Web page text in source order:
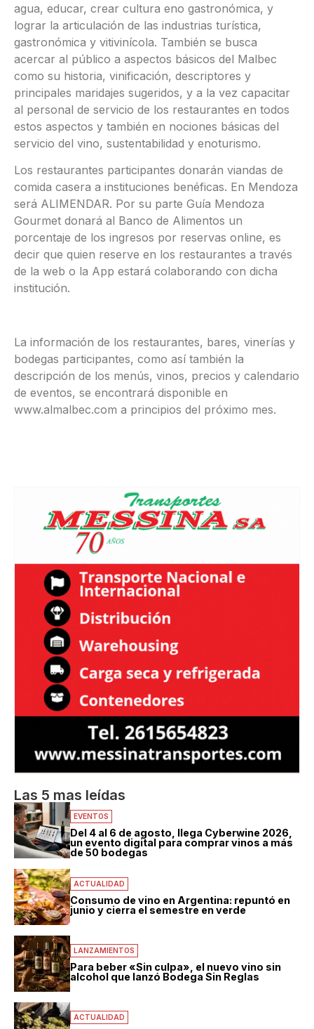
agua, educar, crear cultura eno gastronómica, y
lograr la articulación de las industrias turística,
gastronómica y vitivinícola. También se busca
acercar al público a aspectos básicos del Malbec
como su historia, vinificación, descriptores y
principales maridajes sugeridos, y a la vez capacitar
al personal de servicio de los restaurantes en todos
estos aspectos y también en nociones básicas del
servicio del vino, sustentabilidad y enoturismo.
Los restaurantes participantes donarán viandas de
comida casera a instituciones benéficas. En Mendoza
será ALIMENDAR. Por su parte Guía Mendoza
Gourmet donará al Banco de Alimentos un
porcentaje de los ingresos por reservas online, es
decir que quien reserve en los restaurantes a través
de la web o la App estará colaborando con dicha
institución.
La información de los restaurantes, bares, vinerías y
bodegas participantes, como así también la
descripción de los menús, vinos, precios y calendario
de eventos, se encontrará disponible en
www.almalbec.com a principios del próximo mes.
Las 5 mas leídas
EVENTOS
Del 4 al 6 de agosto, llega Cyberwine 2026,
un evento digital para comprar vinos a más
de 50 bodegas
ACTUALIDAD
Consumo de vino en Argentina: repuntó en
junio y cierra el semestre en verde
LANZAMIENTOS
Para beber «Sin culpa», el nuevo vino sin
alcohol que lanzó Bodega Sin Reglas
ACTUALIDAD